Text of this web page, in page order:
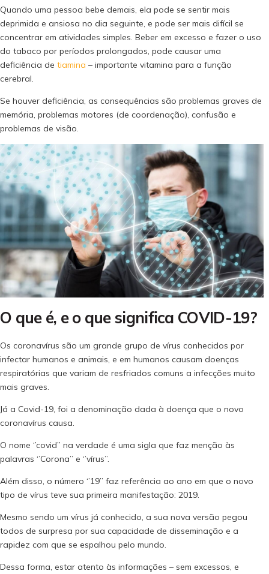
Quando uma pessoa bebe demais, ela pode se sentir mais
deprimida e ansiosa no dia seguinte, e pode ser mais difícil se
concentrar em atividades simples. Beber em excesso e fazer o uso
do tabaco por períodos prolongados, pode causar uma
deficiência de tiamina – importante vitamina para a função
cerebral.
Se houver deficiência, as consequências são problemas graves de
memória, problemas motores (de coordenação), confusão e
problemas de visão.
O que é, e o que significa COVID-19?
Os coronavírus são um grande grupo de vírus conhecidos por
infectar humanos e animais, e em humanos causam doenças
respiratórias que variam de resfriados comuns a infecções muito
mais graves.
Já a Covid-19, foi a denominação dada à doença que o novo
coronavírus causa.
O nome ‘’covid’’ na verdade é uma sigla que faz menção às
palavras ‘’Corona’’ e ‘’vírus’’.
Além disso, o número ‘’19’’ faz referência ao ano em que o novo
tipo de vírus teve sua primeira manifestação: 2019.
Mesmo sendo um vírus já conhecido, a sua nova versão pegou
todos de surpresa por sua capacidade de disseminação e a
rapidez com que se espalhou pelo mundo.
Dessa forma, estar atento às informações – sem excessos, e